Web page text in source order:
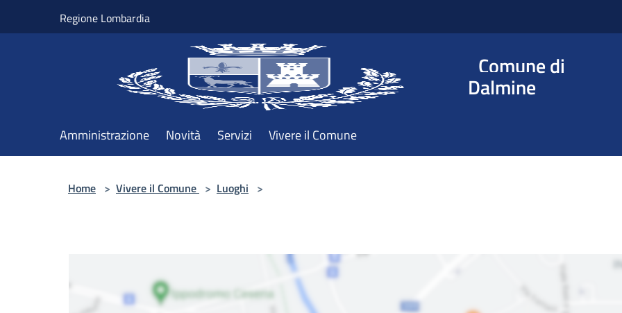
Regione Lombardia
Comune di
Dalmine
Amministrazione Novità Servizi Vivere il Comune
Home > Vivere il Comune > Luoghi >